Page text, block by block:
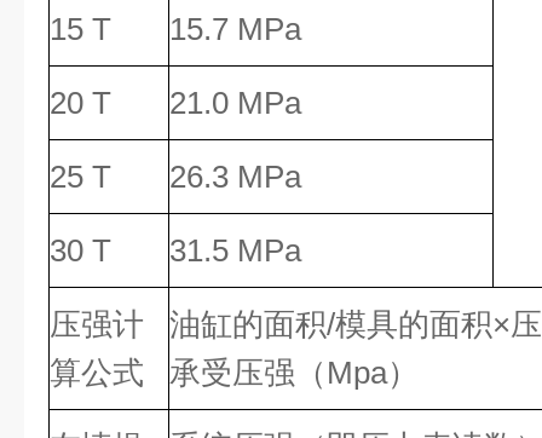
15 T 15.7 MPa
20 T 21.0 MPa
25 T 26.3 MPa
30 T 31.5 MPa
压强计
算公式
油缸的面积/模具的面积×
承受压强（Mpa）